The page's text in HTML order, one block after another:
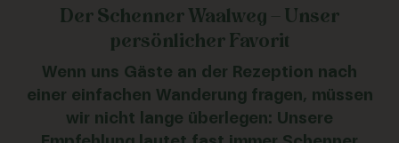
Der Schenner Waalweg – Unser
persönlicher Favorit
Wenn uns Gäste an der Rezeption nach
einer einfachen Wanderung fragen, müssen
wir nicht lange überlegen: Unsere